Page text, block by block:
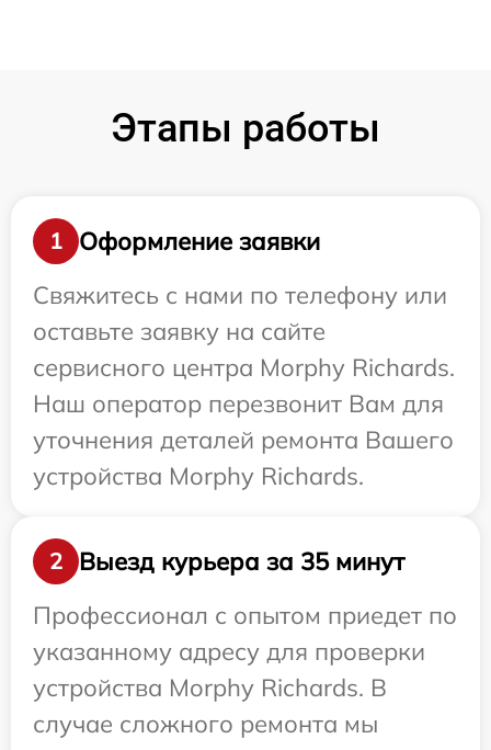
Этапы работы
1
Оформление заявки
Свяжитесь с нами по телефону или
оставьте заявку на сайте
сервисного центра Morphy Richards.
Наш оператор перезвонит Вам для
уточнения деталей ремонта Вашего
устройства Morphy Richards.
2
Выезд курьера за 35 минут
Профессионал с опытом приедет по
указанному адресу для проверки
устройства Morphy Richards. В
случае сложного ремонта мы